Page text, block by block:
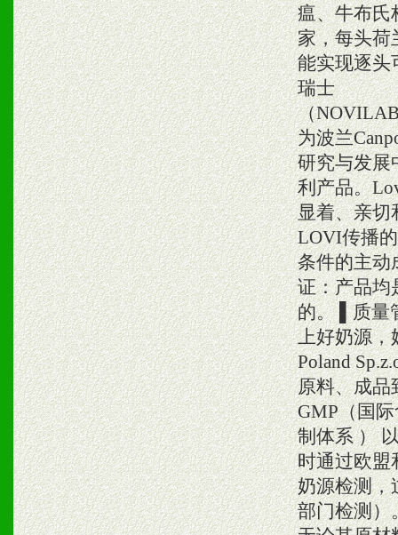
瘟、牛布氏
家，每头荷
能实现逐头
瑞士
（
为波兰
研究与发展
利产品。
显着、亲切
LOVI传播
条件的主动
证：产品均
的。 ▌质量
上好奶源
Poland
原料、成品
GMP（国
制体系 ）
时通过欧盟
奶源检测，
部门检测）